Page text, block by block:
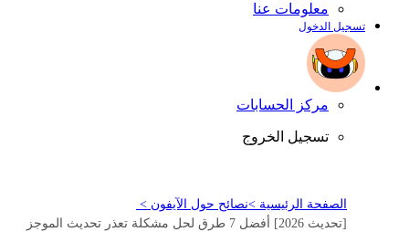
معلومات عنا
تسجيل الدخول
مركز الحسابات
تسجيل الخروج
الصفحة الرئيسية >نصائح حول الآيفون >
[تحديث 2026] أفضل 7 طرق لحل مشكلة تعذر تحديث الموجز